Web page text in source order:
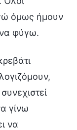
όμως ήμουν
φύγω.
γίνω
να